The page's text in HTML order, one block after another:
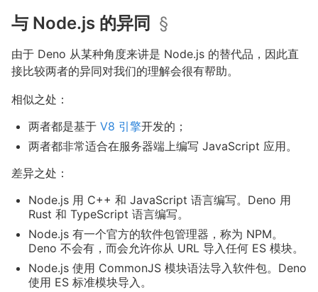
与 Node.js 的异同 §
由于 Deno 从某种角度来讲是 Node.js 的替代品，因此直
接比较两者的异同对我们的理解会很有帮助。
相似之处：
两者都是基于 V8 引擎开发的；
两者都非常适合在服务器端上编写 JavaScript 应用。
差异之处：
Node.js 用 C++ 和 JavaScript 语言编写。Deno 用
Rust 和 TypeScript 语言编写。
Node.js 有一个官方的软件包管理器，称为 NPM。
Deno 不会有，而会允许你从 URL 导入任何 ES 模块。
Node.js 使用 CommonJS 模块语法导入软件包。Deno
使用 ES 标准模块导入。